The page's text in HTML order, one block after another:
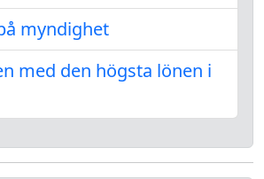
myndighet
med den högsta lönen i